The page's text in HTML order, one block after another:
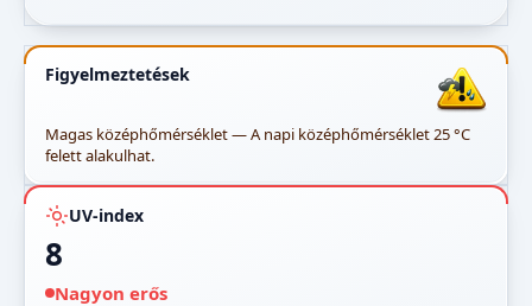
Figyelmeztetések
Magas középhőmérséklet — A napi középhőmérséklet 25 °C
felett alakulhat.
UV-index
8
Nagyon erős